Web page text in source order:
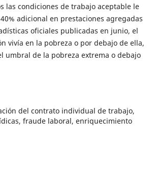
las condiciones de trabajo aceptable le
adicional en prestaciones agregadas
oficiales publicadas en junio, el
vivía en la pobreza o por debajo de ella,
umbral de la pobreza extrema o debajo
del contrato individual de trabajo,
fraude laboral, enriquecimiento